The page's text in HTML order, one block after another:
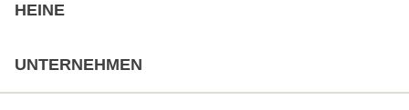
HEINE
UNTERNEHMEN